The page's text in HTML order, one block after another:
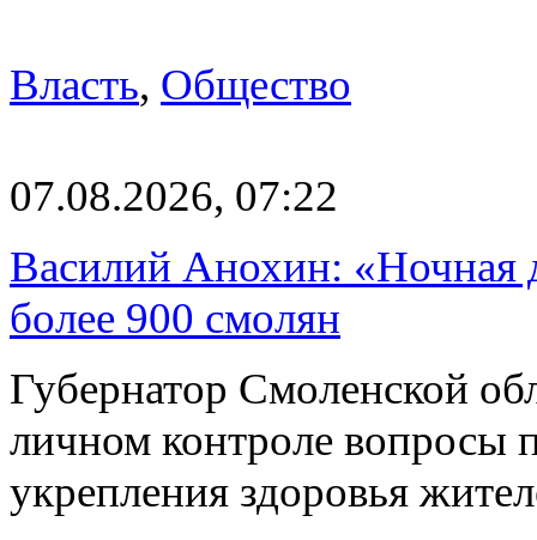
Власть, Общество
07.08.2026, 07:22
Василий Анохин: «Ночная
более 900 смолян
Губернатор Смоленской
личном контроле вопросы
укрепления здоровья